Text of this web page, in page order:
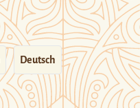
Deutsch